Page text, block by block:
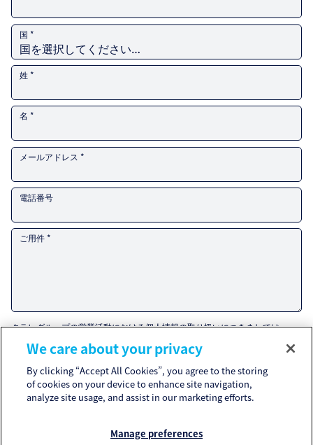
国 *
姓 *
名 *
メールアドレス *
電話番号
ご用件 *
クラレグループの営業活動における個人情報の取り扱いにつきましては、
information related to sales and marketing activities.
Customer Privacy Notice
, please check the box and
submit your inquiry.
Please refer to thePrivacy PolicyandCookie Policyfor the handling of
other personal information.
We care about your privacy
By clicking “Accept All Cookies”, you agree to the storing
of cookies on your device to enhance site navigation,
analyze site usage, and assist in our marketing efforts.
Manage preferences